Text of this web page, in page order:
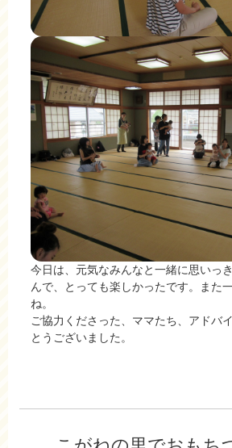
今日は、元気なみんなと一緒に思いっ
んで、とっても楽しかったです。また
ね。
ご協力くださった、ママたち、アドバ
とうございました。